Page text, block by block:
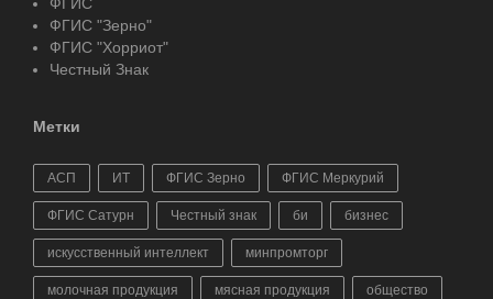
ФГИС "Зерно"
ФГИС "Хорриот"
Честный Знак
Метки
АСП ИТ ФГИС Зерно ФГИС Меркурий
ФГИС Сатурн Честный знак би бизнес
искусственный интеллект минпромторг
молочная продукция мясная продукция общество